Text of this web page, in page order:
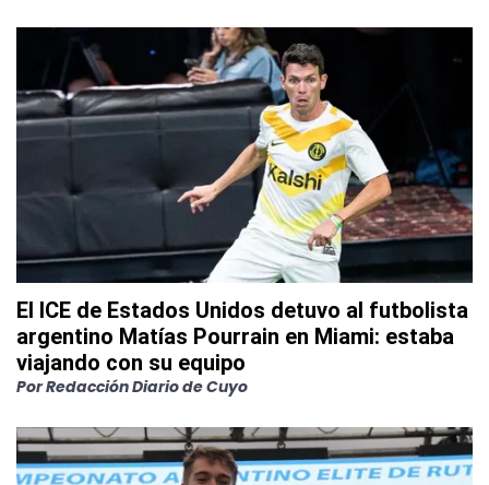
El ICE de Estados Unidos detuvo al futbolista
argentino Matías Pourrain en Miami: estaba
viajando con su equipo
PorRedacción Diario de Cuyo